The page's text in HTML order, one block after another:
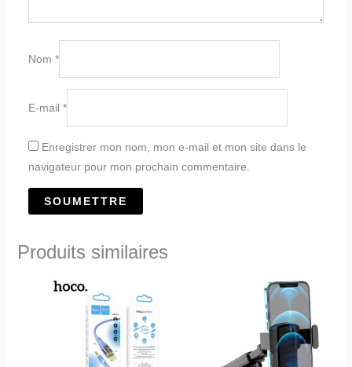
Nom *
E-mail *
Enregistrer mon nom, mon e-mail et mon site dans le
navigateur pour mon prochain commentaire.
Produits similaires